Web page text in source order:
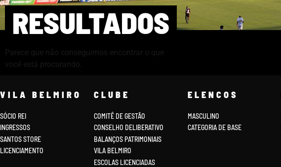
RESULTADOS
Parece que não conseguimos encontrar o que
você está procurando.
VILA BELMIRO
SÓCIO REI
INGRESSOS
SANTOS STORE
LICENCIAMENTO
CLUBE
COMITÊ DE GESTÃO
CONSELHO DELIBERATIVO
BALANÇOS PATRIMONIAIS
VILA BELMIRO
ESCOLAS LICENCIADAS
ELENCOS
MASCULINO
CATEGORIA DE BASE